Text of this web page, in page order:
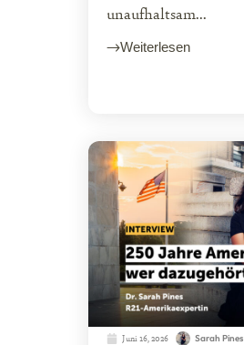
unaufhaltsam...
Weiterlesen
Juni 16, 2026 Sarah Pines